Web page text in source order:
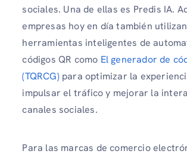
sociales. Una de ellas es Predis IA.
empresas hoy en día también utilizan
herramientas inteligentes de
códigos QR como El generador de
(TQRCG)para optimizar la
impulsar el tráfico y mejorar la
canales sociales.
Para las marcas de comercio